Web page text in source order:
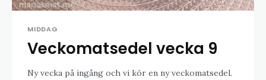
MIDDAG
Veckomatsedel vecka 9
Ny vecka på ingång och vi kör en ny veckomatsedel.